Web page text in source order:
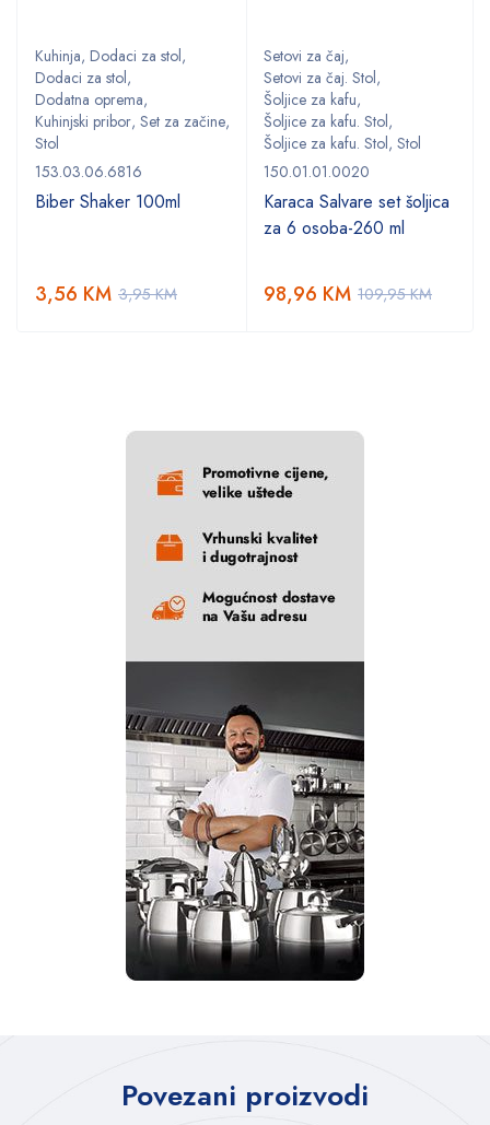
Kuhinja, Dodaci za stol,
Dodaci za stol,
Dodatna oprema,
Kuhinjski pribor, Set za začine,
Stol
153.03.06.6816
Biber Shaker 100ml
3,95KM
3,56 KM
Setovi za čaj,
Setovi za čaj. Stol,
Šoljice za kafu,
Šoljice za kafu. Stol,
Šoljice za kafu. Stol, Stol
150.01.01.0020
Karaca Salvare set šoljica
za 6 osoba-260 ml
109,95KM
98,96 KM
Povezani proizvodi